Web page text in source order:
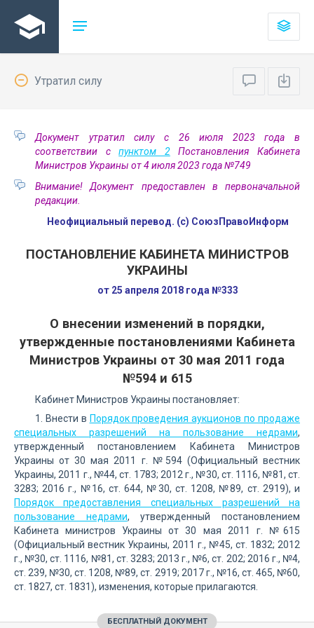
Утратил силу
Документ утратил силу с 26 июля 2023 года в
соответствии спунктом 2Постановления Кабинета
Министров Украины от 4 июля 2023 года №749
Внимание! Документ предоставлен в первоначальной
редакции.
Неофициальный перевод. (с) СоюзПравоИнформ
ПОСТАНОВЛЕНИЕ КАБИНЕТА МИНИСТРОВ
УКРАИНЫ
от 25 апреля 2018 года №333
О внесении изменений в порядки,
утвержденные постановлениями Кабинета
Министров Украины от 30 мая 2011 года
№594 и 615
Кабинет Министров Украины постановляет:
1. Внести в Порядок проведения аукционов по продаже
специальных разрешений на пользование недрами,
утвержденный постановлением Кабинета Министров
Украины от 30 мая 2011 г. №594 (Официальный вестник
Украины, 2011 г., №44, ст. 1783; 2012 г., №30, ст. 1116, №81, ст.
3283; 2016 г., №16, ст. 644, №30, ст. 1208, №89, ст. 2919), и
Порядок предоставления специальных разрешений на
пользование недрами, утвержденный постановлением
Кабинета министров Украины от 30 мая 2011 г. №615
(Официальный вестник Украины, 2011 г., №45, ст. 1832; 2012
г., №30, ст. 1116, №81, ст. 3283; 2013 г., №6, ст. 202; 2016 г., №4,
ст. 239, №30, ст. 1208, №89, ст. 2919; 2017 г., №16, ст. 465, №60,
ст. 1827, ст. 1831), изменения, которые прилагаются.
БЕСПЛАТНЫЙ ДОКУМЕНТ